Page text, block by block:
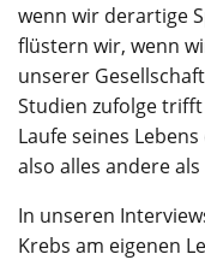
wenn wir derartige
flüstern wir, wenn
unserer
Studien zufolge
Laufe seines
also alles andere
In unseren
Krebs am eigenen